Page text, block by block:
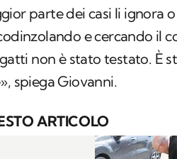
parte dei casi li ignora
e cercando il
non è stato testato. È
spiega Giovanni.
ARTICOLO